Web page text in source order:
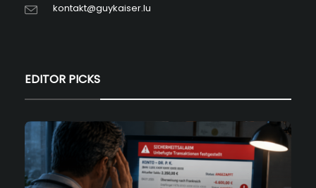
kontakt@guykaiser.lu
EDITOR PICKS